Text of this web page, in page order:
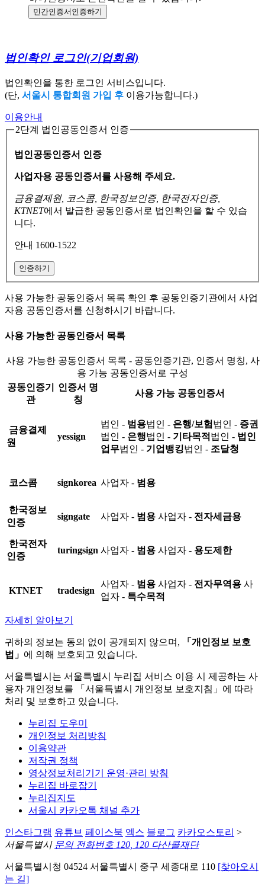
민간인증서 인증하기
법인확인 로그인(기업회원)
법인확인을 통한 로그인 서비스입니다.
(단, 서울시 통합회원 가입 후 이용가능합니다.)
이용안내
2단계 법인공동인증서 인증
법인공동인증서 인증
사업자용 공동인증서를 사용해 주세요.
금융결제원, 코스콤, 한국정보인증, 한국전자인증,
KTNET에서 발급한 공동인증서로 법인확인을 할 수 있습
니다.
안내 1600-1522
인증하기
사용 가능한 공동인증서 목록 확인 후 공동인증기관에서 사업
자용 공동인증서를 신청하시기 바랍니다.
사용 가능한 공동인증서 목록
사용 가능한 공동인증서 목록 - 공동인증기관, 인증서 명칭, 사
용 가능 공동인증서로 구성
공동인증기
관
인증서 명
칭
사용 가능 공동인증서
금융결제
원
yessign
법인 - 범용법인 - 은행/보험 법인 - 증권
법인 - 은행법인 - 기타목적 법인 - 법인
업무법인 - 기업뱅킹법인 - 조달청
코스콤 signkorea 사업자 - 범용
한국정보
인증
signgate 사업자 - 범용 사업자 - 전자세금용
한국전자
인증
turingsign 사업자 - 범용 사업자 - 용도제한
KTNET tradesign
사업자 - 범용 사업자 - 전자무역용 사
업자 - 특수목적
자세히 알아보기
귀하의 정보는 동의 없이 공개되지 않으며,
「개인정보 보호
법」 에 의해 보호되고 있습니다.
서울특별시는 서울특별시 누리집 서비스 이용 시 제공하는 사
용자 개인정보를 「서울특별시 개인정보 보호지침」에 따라
처리 및 보호하고 있습니다.
누리집 도우미
개인정보 처리방침
이용약관
저작권 정책
영상정보처리기기 운영·관리 방침
누리집 바로잡기
누리집지도
서울시 카카오톡 채널 추가
인스타그램 유튜브 페이스북 엑스 블로그 카카오스토리 >
서울특별시 문의 전화번호 120, 120 다산콜재단
서울특별시청 04524 서울특별시 중구 세종대로 110 [찾아오시
는 길]